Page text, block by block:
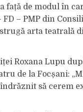
față de modul în
FD – PMP din
arta teatrală
Roxana Lupu
de la Focșani:
să cerem